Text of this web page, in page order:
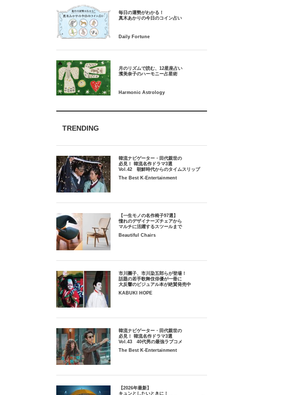
毎日の運勢がわかる！
月のリズムで読む、12星座占い
TRENDING
韓流ナビゲーター・田代親世の
必見！ 韓流名作ドラマ3選
Vol.42 朝鮮時代からのタイムスリップ
The Best K-Entertainment
【一生モノの名作椅子97選】
憧れのデザイナーズチェアから
マルチに活躍するスツールまで
Beautiful Chairs
市川團子、市川染五郎らが登場！
話題の若手歌舞伎俳優が一冊に
大反響のビジュアル本が絶賛発売中
KABUKI HOPE
韓流ナビゲーター・田代親世の
必見！ 韓流名作ドラマ3選
Vol.43 40代男の最強ラブコメ
The Best K-Entertainment
【2026年最新】
キュンとしたいときに！